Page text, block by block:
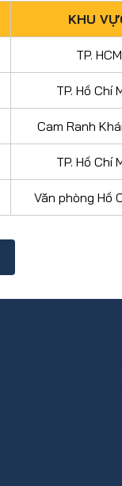
KHU
TP. HCM
TP. Hồ Chí
Cam Ranh
TP. Hồ Chí
Văn phòng Hồ